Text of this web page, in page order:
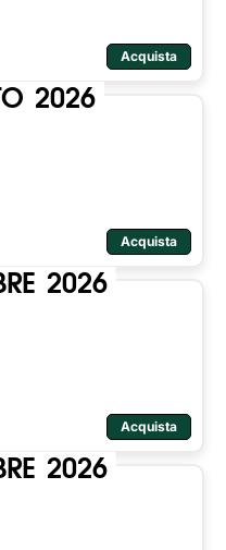
Acquista
2026
Acquista
2026
Acquista
2026